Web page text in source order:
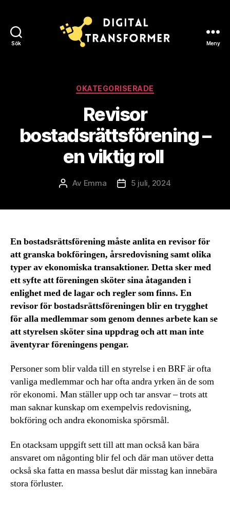
Sök Meny
Kategorier
OKATEGORISERADE
Revisor
bostadsrättsförening –
en viktig roll
Inläggsförfattare
Av Emma Inläggsdatum
5 juli, 2024
En bostadsrättsförening måste anlita en revisor för
att granska bokföringen, årsredovisning samt olika
typer av ekonomiska transaktioner. Detta sker med
ett syfte att föreningen sköter sina åtaganden i
enlighet med de lagar och regler som finns. En
revisor för bostadsrättsföreningen blir en trygghet
för alla medlemmar som genom dennes arbete kan se
att styrelsen sköter sina uppdrag och att man inte
äventyrar föreningens pengar.
Personer som blir valda till en styrelse i en BRF är ofta
vanliga medlemmar och har ofta andra yrken än de som
rör ekonomi. Man ställer upp och tar ansvar – trots att
man saknar kunskap om exempelvis redovisning,
bokföring och andra ekonomiska spörsmål.
En otacksam uppgift sett till att man också kan bära
ansvaret om någonting blir fel och där man utöver detta
också ska fatta en massa beslut där misstag kan innebära
stora förluster.